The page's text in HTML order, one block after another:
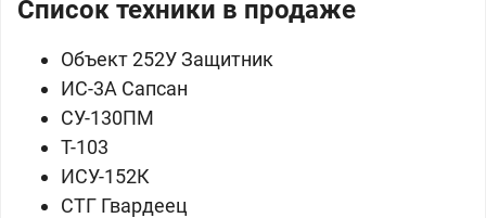
Список техники в продаже
Объект 252У Защитник
ИС-3А Сапсан
СУ-130ПМ
Т-103
ИСУ-152К
СТГ Гвардеец